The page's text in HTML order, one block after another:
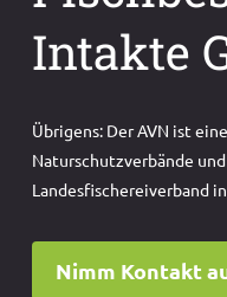
Intakte
Übrigens: Der AVN ist
Naturschutzverbände
Landesfischereiverband
Nimm Kontakt